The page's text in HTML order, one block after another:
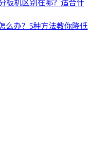
板机区别在哪？适合什
么办？5种方法教你降低